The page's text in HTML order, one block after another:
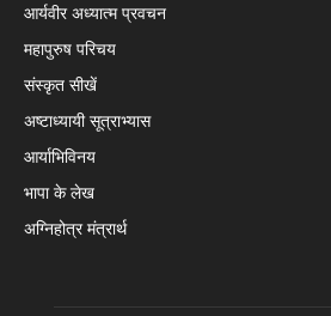
आर्यवीर अध्यात्म प्रवचन
महापुरुष परिचय
संस्कृत सीखें
अष्टाध्यायी सूत्राभ्यास
आर्याभिविनय
भापा के लेख
अग्निहोत्र मंत्रार्थ